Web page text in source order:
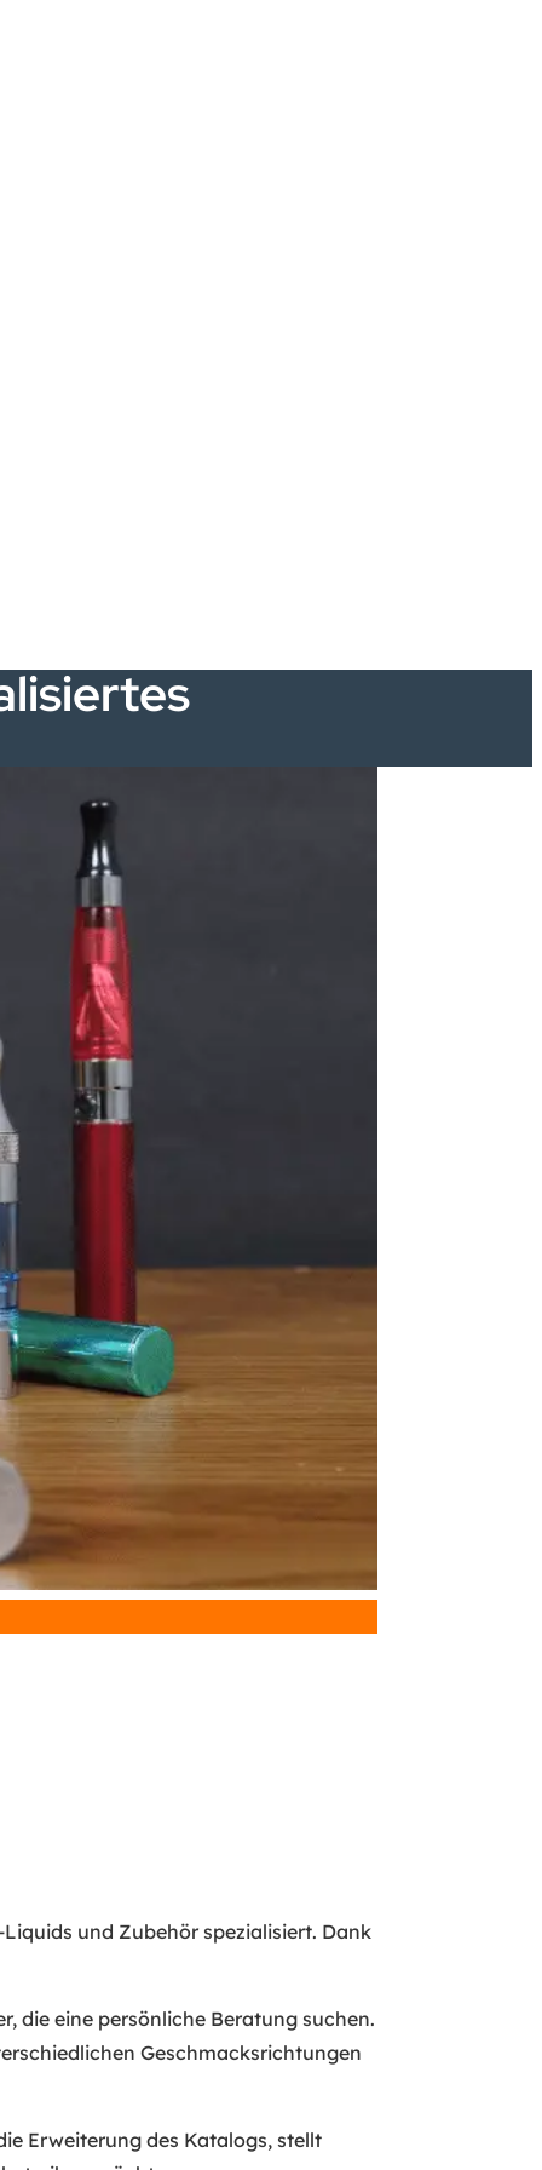
und Zubehör spezialisiert. Dank
die eine persönliche Beratung suchen.
Geschmacksrichtungen
Erweiterung des Katalogs, stellt